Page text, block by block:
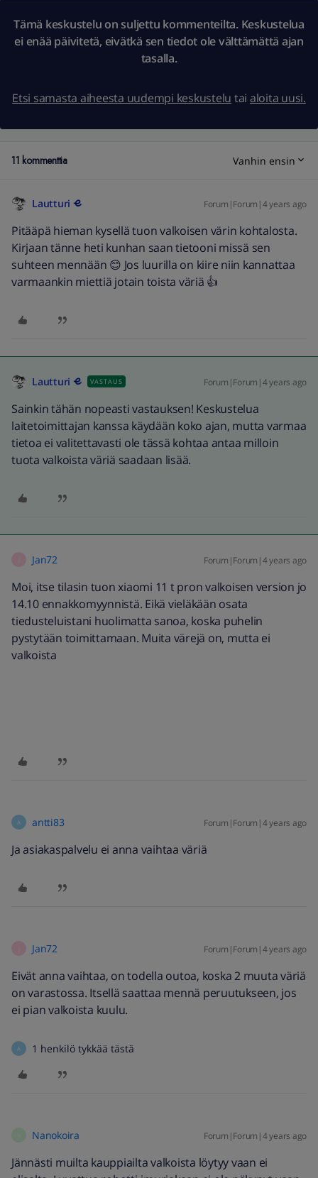
Tämä keskustelu on suljettu kommenteilta. Keskustelua
ei enää päivitetä, eivätkä sen tiedot ole välttämättä ajan
tasalla.
Etsi samasta aiheesta uudempi keskustelu tai aloita uusi.
11 kommenttia Vanhin ensin
Lautturi Forum|Forum|4 years ago
Pitääpä hieman kysellä tuon valkoisen värin kohtalosta.
Kirjaan tänne heti kunhan saan tietooni missä sen
suhteen mennään 😊 Jos luurilla on kiire niin kannattaa
varmaankin miettiä jotain toista väriä 👍
Lautturi VASTAUS Forum|Forum|4 years ago
Sainkin tähän nopeasti vastauksen! Keskustelua
laitetoimittajan kanssa käydään koko ajan, mutta varmaa
tietoa ei valitettavasti ole tässä kohtaa antaa milloin
tuota valkoista väriä saadaan lisää.
Jan72 Forum|Forum|4 years ago
Moi, itse tilasin tuon xiaomi 11 t pron valkoisen version jo
14.10 ennakkomyynnistä. Eikä vieläkään osata
tiedusteluistani huolimatta sanoa, koska puhelin
pystytään toimittamaan. Muita värejä on, mutta ei
valkoista
A antti83 Forum|Forum|4 years ago
Ja asiakaspalvelu ei anna vaihtaa väriä
Jan72 Forum|Forum|4 years ago
Eivät anna vaihtaa, on todella outoa, koska 2 muuta väriä
on varastossa. Itsellä saattaa mennä peruutukseen, jos
ei pian valkoista kuulu.
A 1 henkilö tykkää tästä
Nanokoira Forum|Forum|4 years ago
Jännästi muilta kauppiailta valkoista löytyy vaan ei